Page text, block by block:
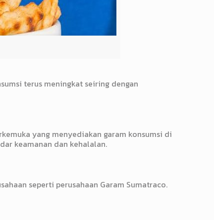
terus meningkat seiring dengan
yang menyediakan garam konsumsi di
keamanan dan kehalalan.
seperti perusahaan Garam Sumatraco.